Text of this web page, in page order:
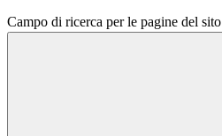
Campo di ricerca per le pagine del sito